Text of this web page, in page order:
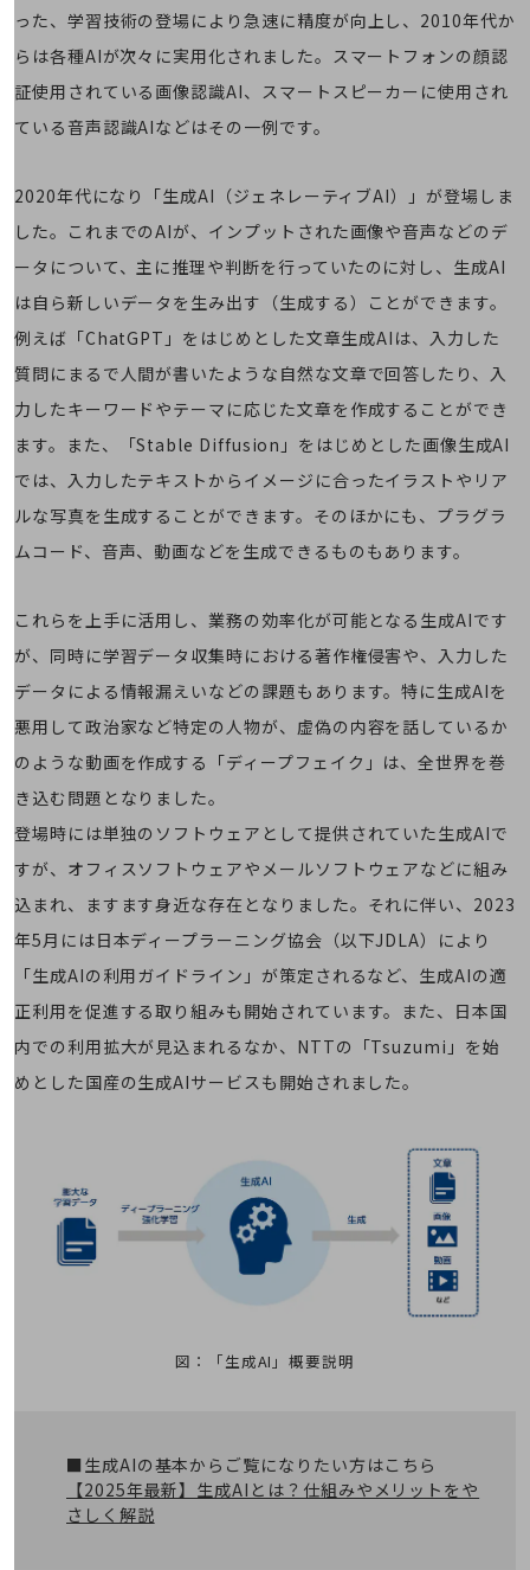
カテゴリーで探す
カテゴリーで探すTOP
クラウド・データセンター
セキュリティ
IoT
AI
データ利活用
業務支援・マーケティング
災害対策・BCP
課題・ニーズで探す
課題・ニーズで探すTOP
マーケティング
業務効率化
災害対策
地域共創・地方創生
セキュリティ対策
遠隔監視
自動化・省電化
人材不足解消
業種・業態で探すTOP
医療・介護
キーワードで探す
モバイルTOP
った、学習技術の登場により急速に精度が向上し、2010年代か
らは各種AIが次々に実用化されました。スマートフォンの顔認
証使用されている画像認識AI、スマートスピーカーに使用され
ている音声認識AIなどはその一例です。
2020年代になり「生成AI（ジェネレーティブAI）」が登場しま
した。これまでのAIが、インプットされた画像や音声などのデ
ータについて、主に推理や判断を行っていたのに対し、生成AI
は自ら新しいデータを生み出す（生成する）ことができます。
例えば「ChatGPT」をはじめとした文章生成AIは、入力した
質問にまるで人間が書いたような自然な文章で回答したり、入
力したキーワードやテーマに応じた文章を作成することができ
ます。また、「Stable Diffusion」をはじめとした画像生成AI
では、入力したテキストからイメージに合ったイラストやリア
ルな写真を生成することができます。そのほかにも、プラグラ
ムコード、音声、動画などを生成できるものもあります。
これらを上手に活用し、業務の効率化が可能となる生成AIです
が、同時に学習データ収集時における著作権侵害や、入力した
データによる情報漏えいなどの課題もあります。特に生成AIを
悪用して政治家など特定の人物が、虚偽の内容を話しているか
のような動画を作成する「ディープフェイク」は、全世界を巻
き込む問題となりました。
登場時には単独のソフトウェアとして提供されていた生成AIで
すが、オフィスソフトウェアやメールソフトウェアなどに組み
込まれ、ますます身近な存在となりました。それに伴い、2023
年5月には日本ディープラーニング協会（以下JDLA）により
「生成AIの利用ガイドライン」が策定されるなど、生成AIの適
正利用を促進する取り組みも開始されています。また、日本国
内での利用拡大が見込まれるなか、NTTの「Tsuzumi」を始
めとした国産の生成AIサービスも開始されました。
図：「生成AI」概要説明
■生成AIの基本からご覧になりたい方はこちら
【2025年最新】生成AIとは？仕組みやメリットをや
さしく解説